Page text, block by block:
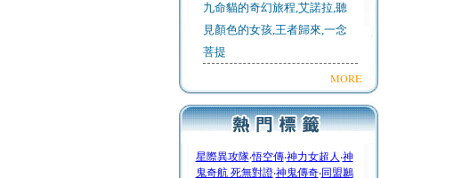
九命貓的奇幻旅程,艾諾拉,聽
見顏色的女孩,王者歸來,一念
菩提
MORE
星際異攻隊‧悟空傳‧神力女超人 ‧神
鬼奇航 死無對證‧神鬼傳奇‧同盟鶼